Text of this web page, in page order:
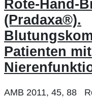
Rote-Hand-
(Pradaxa®).
Patienten
AMB 2011, 45, 88